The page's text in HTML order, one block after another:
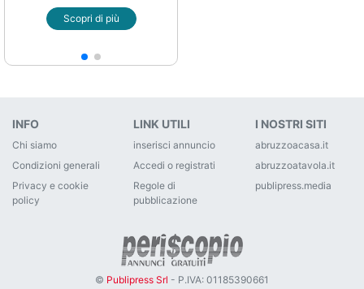
Scopri di più
INFO
Chi siamo
Condizioni generali
Privacy e cookie
policy
LINK UTILI
inserisci annuncio
Accedi o registrati
Regole di
pubblicazione
I NOSTRI SITI
abruzzoacasa.it
abruzzoatavola.it
publipress.media
© Publipress Srl - P.IVA: 01185390661